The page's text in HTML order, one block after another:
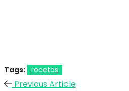
Tags: recetas
Previous Article